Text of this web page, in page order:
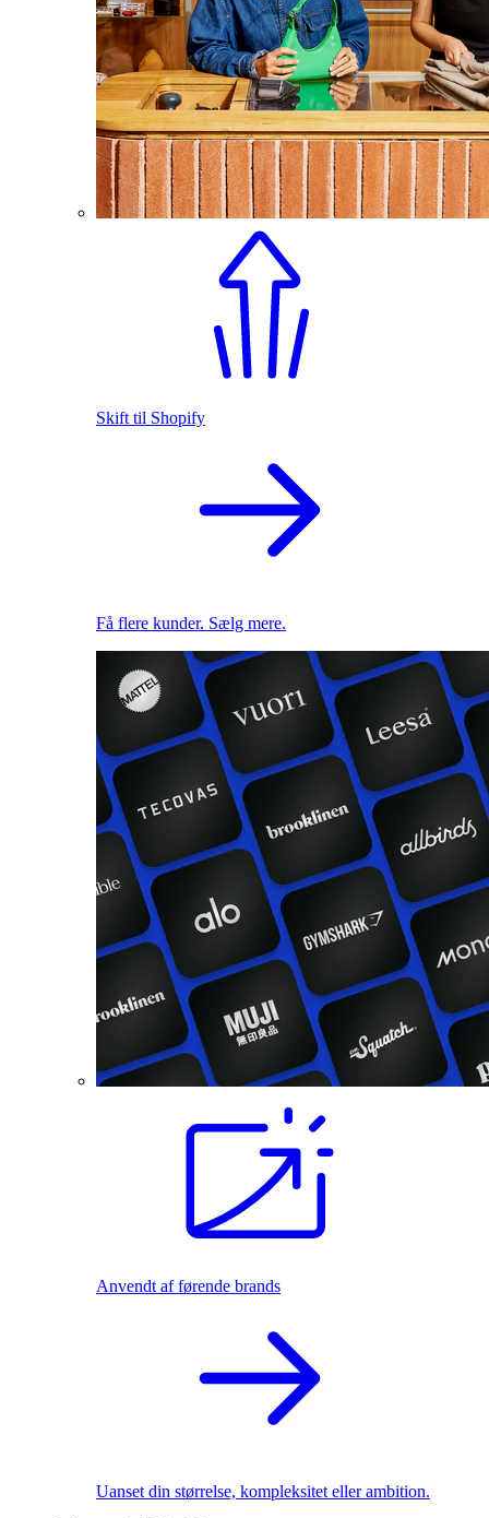
Skift til Shopify
Få flere kunder. Sælg mere.
Anvendt af førende brands
Uanset din størrelse, kompleksitet eller ambition.